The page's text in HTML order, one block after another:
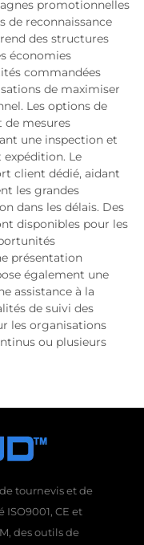
promotionnelles
de reconnaissance
des structures
économies
commandées
de maximiser
Les options de
de mesures
une inspection et
Le
client dédié, aidant
les grandes
dans les délais. Des
disponibles pour les
présentation
également une
assistance à la
de suivi des
les organisations
ou plusieurs
tournevis et de
CE et
des outils de